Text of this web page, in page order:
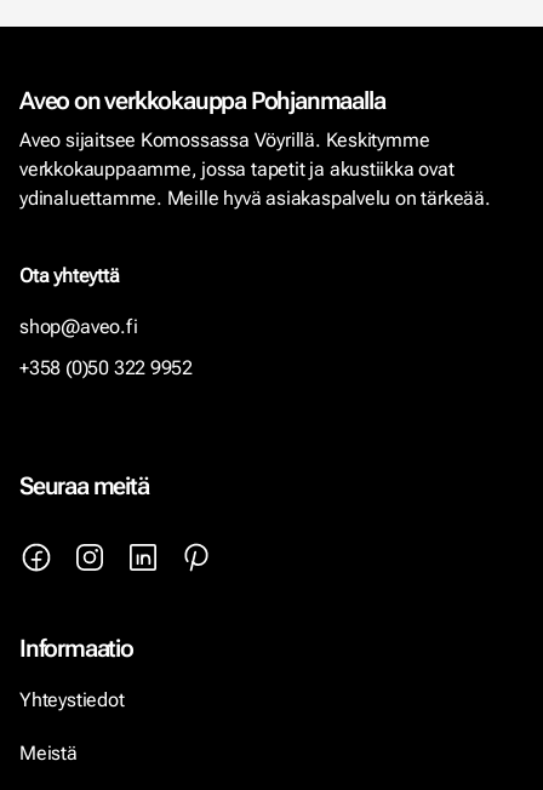
Aveo on verkkokauppa Pohjanmaalla
Aveo sijaitsee Komossassa Vöyrillä. Keskitymme
verkkokauppaamme, jossa tapetit ja akustiikka ovat
ydinaluettamme. Meille hyvä asiakaspalvelu on tärkeää.
Ota yhteyttä
shop@aveo.fi
+358 (0)50 322 9952
Seuraa meitä
Informaatio
Yhteystiedot
Meistä